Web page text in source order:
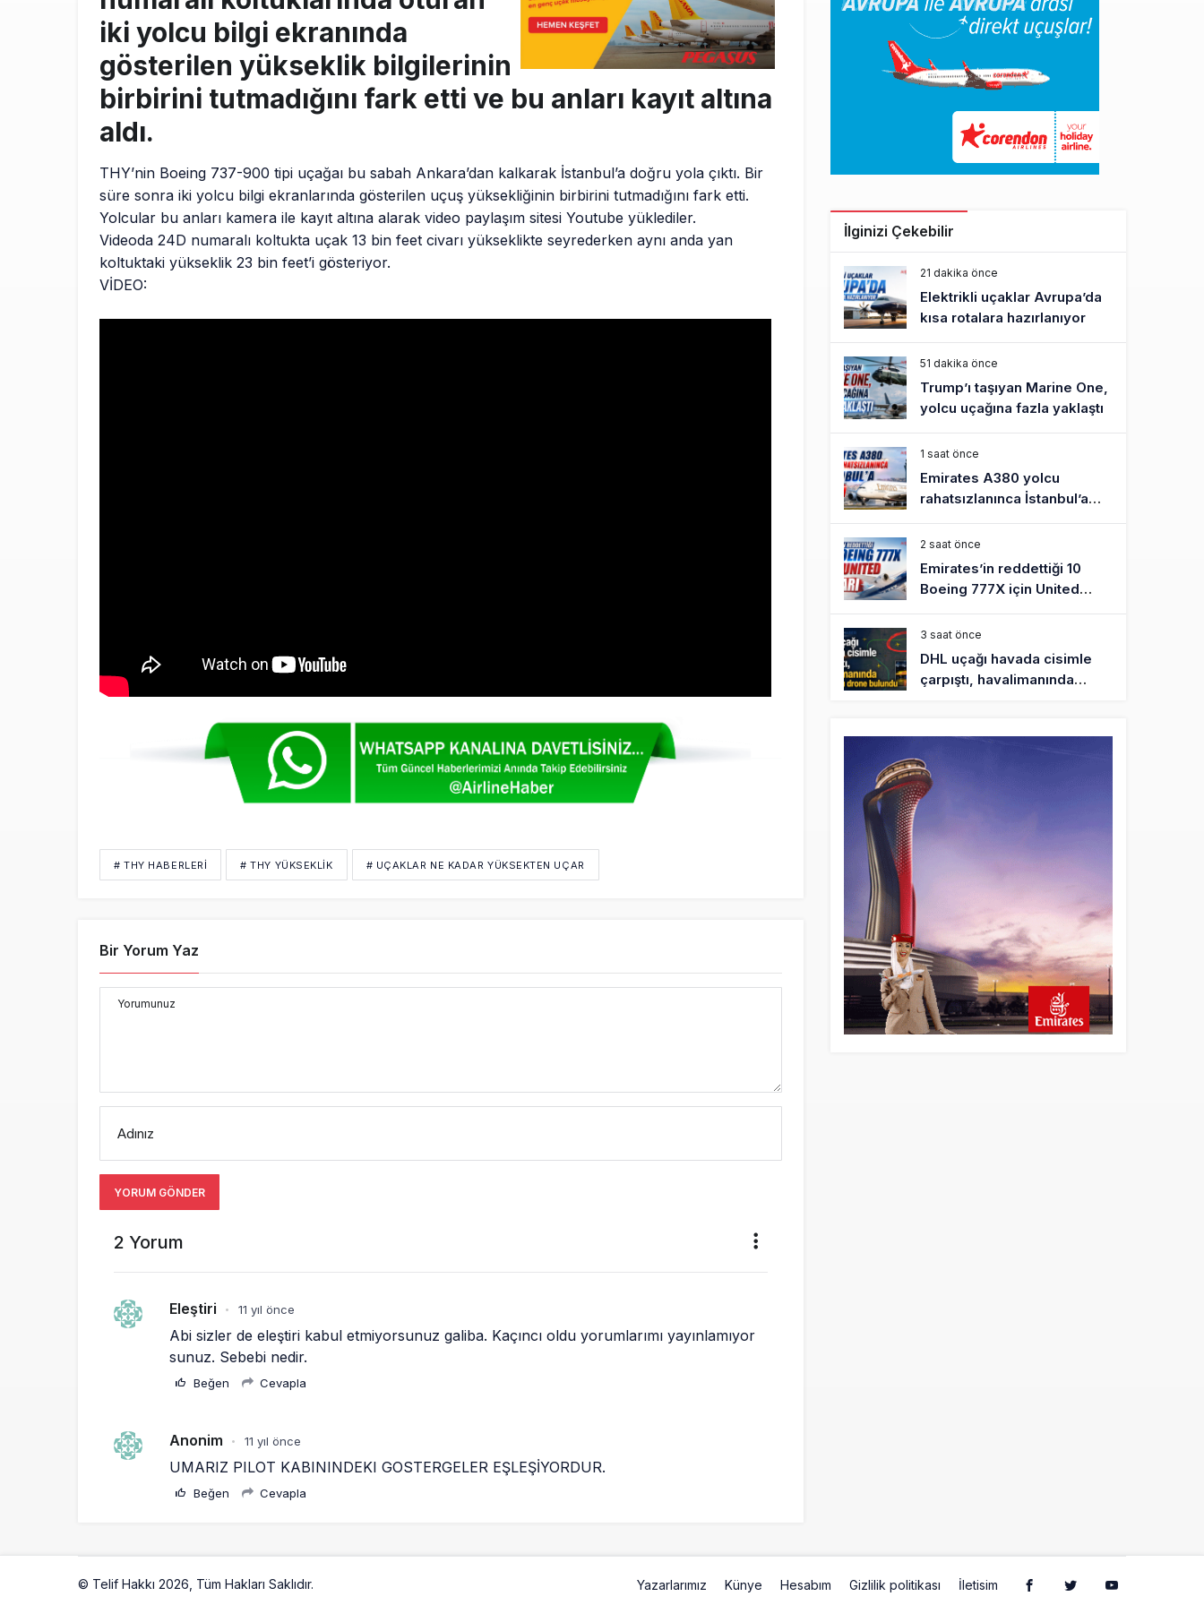
iki yolcu bilgi ekranında
gösterilen yükseklik bilgilerinin
birbirini tutmadığını fark etti ve bu anları kayıt altına
aldı.
THY’nin Boeing 737-900 tipi uçağaı bu sabah Ankara’dan kalkarak İstanbul’a doğru yola çıktı. Bir
süre sonra iki yolcu bilgi ekranlarında gösterilen uçuş yüksekliğinin birbirini tutmadığını fark etti.
Yolcular bu anları kamera ile kayıt altına alarak video paylaşım sitesi Youtube yüklediler.
Videoda 24D numaralı koltukta uçak 13 bin feet civarı yükseklikte seyrederken aynı anda yan
koltuktaki yükseklik 23 bin feet’i gösteriyor.
VİDEO:
# THY HABERLERI # THY YÜKSEKLIK # UÇAKLAR NE KADAR YÜKSEKTEN UÇAR
Bir Yorum Yaz
Yorumunuz
Adınız
YORUM GÖNDER
2 Yorum
Eleştiri • 11 yıl önce
Abi sizler de eleştiri kabul etmiyorsunuz galiba. Kaçıncı oldu yorumlarımı yayınlamıyor
sunuz. Sebebi nedir.
Beğen Cevapla
Anonim • 11 yıl önce
UMARIZ PILOT KABININDEKI GOSTERGELER EŞLEŞİYORDUR.
Beğen Cevapla
İlginizi Çekebilir
21 dakika önce
Elektrikli uçaklar Avrupa’da
kısa rotalara hazırlanıyor
51 dakika önce
Trump’ı taşıyan Marine One,
yolcu uçağına fazla yaklaştı
1 saat önce
Emirates A380 yolcu
rahatsızlanınca İstanbul’a
indi
2 saat önce
Emirates’in reddettiği 10
Boeing 777X için United
kararı
3 saat önce
DHL uçağı havada cisimle
çarpıştı, havalimanında
SpaceX Falcon 9’un ikinci
kademesi Ay’a çarptı
4 saat önce
Üniformasız Disiplin: Kabin
Ekipleri Nasıl Yolcu Olur?
ISG’nin terminal
memurlarından can kurtaran
hamle
24 saat önce
AJet’ten Yurt İçi Biletlerde
© Telif Hakkı 2026, Tüm Hakları Saklıdır. Yazarlarımız Künye Hesabım Gizlilik politikası İletisim